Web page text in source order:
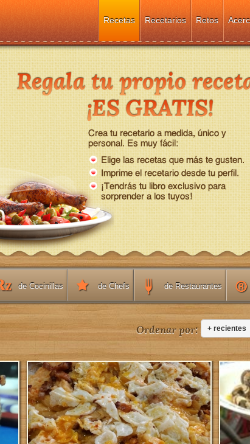
Retos
Recetarios
Recetas
de Cocinillas de Chefs de Restaurantes
Ordenar por: + recientes